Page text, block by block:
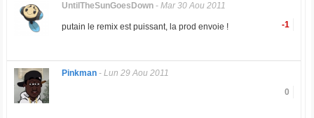
UntilTheSunGoesDown- Mar 30 Aou 2011
-1
putain le remix est puissant, la prod envoie !
Pinkman- Lun 29 Aou 2011
0